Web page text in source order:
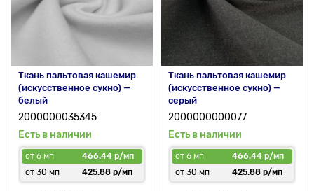
Ткань пальтовая кашемир
(искусственное сукно) —
белый
2000000035345
Есть в наличии
от 6 мп
466.44 р/мп
от 30 мп
425.88 р/мп
Ткань пальтовая кашемир
(искусственное сукно) —
серый
2000000000077
Есть в наличии
от 6 мп
466.44 р/мп
от 30 мп
425.88 р/мп